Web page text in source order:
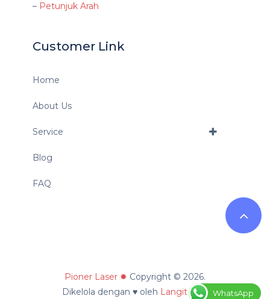
– Petunjuk Arah
Customer Link
Home
About Us
Service
Blog
FAQ
Pioner Laser ✹ Copyright © 2026.
Dikelola dengan ♥ oleh Langit Nilai WhatsApp